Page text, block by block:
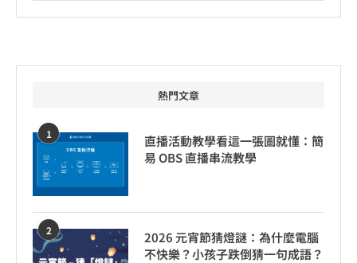
熱門文章
1
直播活動教學看這一張圖就懂：簡
易 OBS 直播串流教學
2
2026 元宵節猜燈謎：為什麼電腦
不快樂？小孩子跌倒猜一句成語？